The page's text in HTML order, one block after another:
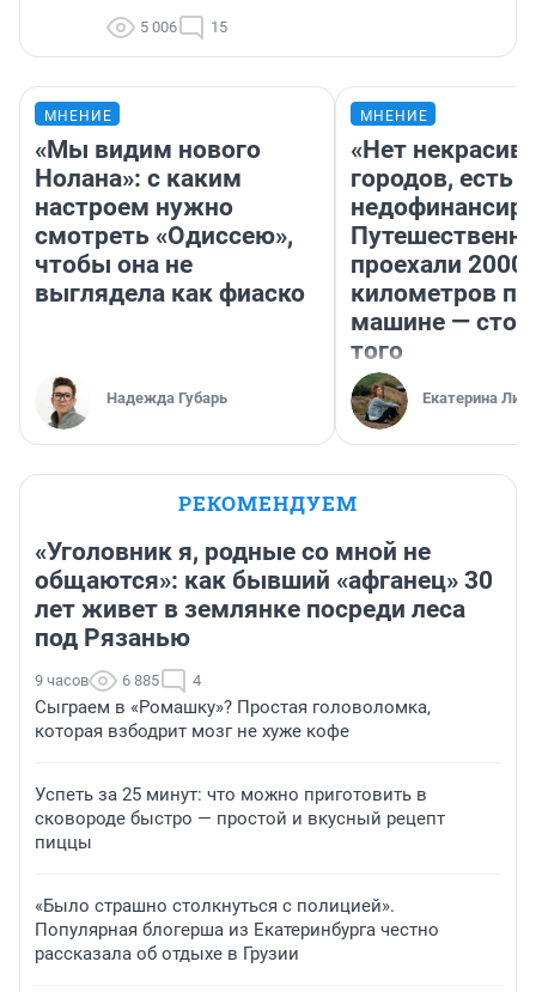
5 006 15
МНЕНИЕ
«Мы видим нового
Нолана»: с каким
настроем нужно
смотреть «Одиссею»,
чтобы она не
выглядела как фиаско
Надежда Губарь
МНЕНИЕ
«Нет
городов, есть
проехали 2000
километров по
машине —
того
Екатерина
РЕКОМЕНДУЕМ
«Уголовник я, родные со мной не
общаются»: как бывший «афганец» 30
лет живет в землянке посреди леса
под Рязанью
9 часов 6 885 4
Сыграем в «Ромашку»? Простая головоломка,
которая взбодрит мозг не хуже кофе
Успеть за 25 минут: что можно приготовить в
сковороде быстро — простой и вкусный рецепт
пиццы
«Было страшно столкнуться с полицией».
Популярная блогерша из Екатеринбурга честно
рассказала об отдыхе в Грузии